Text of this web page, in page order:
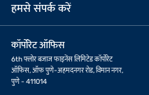
हमसे संपर्क करें
कॉर्पोरेट ऑफिस
6th फ्लोर बजाज फाइनेंस लिमिटेड कॉर्पोरेट
ऑफिस, ऑफ पुणे-अहमदनगर रोड, विमान नगर,
पुणे - 411014